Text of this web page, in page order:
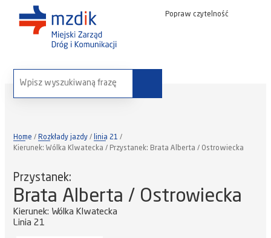
Popraw czytelność
wyszukaj na stronie:
Home Rozkłady jazdy
linia 21
Kierunek: Wólka Klwatecka / Przystanek: Brata Alberta / Ostrowiecka
Przystanek:
Brata Alberta / Ostrowiecka
Kierunek: Wólka Klwatecka
Linia 21